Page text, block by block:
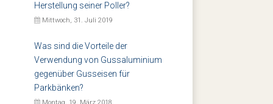
Herstellung seiner Poller?
Mittwoch, 31. Juli 2019
Was sind die Vorteile der
Verwendung von Gussaluminium
gegenüber Gusseisen für
Parkbänken?